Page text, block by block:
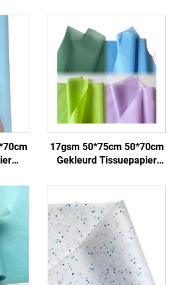
17gsm 50*75cm 50*70cm
Gekleurd Tissuepapier
Papier voor Verpakking